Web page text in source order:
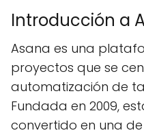
Introducción a
Asana es una
proyectos que se
automatización de
Fundada en 2009,
convertido en una